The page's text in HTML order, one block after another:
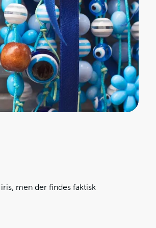
men der findes faktisk